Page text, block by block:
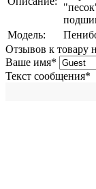
Модель:
Отзывов к товару
Ваше имя*
Текст сообщения*